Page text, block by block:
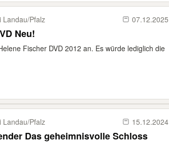
Landau/​Pfalz 07.12.2025
Helene Fischer DVD Neu!
Fischer DVD 2012 an. Es würde lediglich die
Landau/​Pfalz 15.12.2024
Das geheimnisvolle Schloss